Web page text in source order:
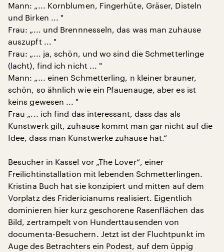
Mann: „... Kornblumen, Fingerhüte, Gräser, Disteln
und Birken ... "
Frau: „... und Brennnesseln, das was man zuhause
auszupft ... "
Frau: „... ja, schön, und wo sind die Schmetterlinge
(lacht), find ich nicht ... "
Mann: „... einen Schmetterling, n kleiner brauner,
schön, so ähnlich wie ein Pfauenauge, aber es ist
keins gewesen ... "
Frau „... ich find das interessant, dass das als
Kunstwerk gilt, zuhause kommt man gar nicht auf die
Idee, dass man Kunstwerke zuhause hat.“
Besucher in Kassel vor „The Lover“, einer
Freilichtinstallation mit lebenden Schmetterlingen.
Kristina Buch hat sie konzipiert und mitten auf dem
Vorplatz des Fridericianums realisiert. Eigentlich
dominieren hier kurz geschorene Rasenflächen das
Bild, zertrampelt von Hunderttausenden von
documenta-Besuchern. Jetzt ist der Fluchtpunkt im
Auge des Betrachters ein Podest, auf dem üppig